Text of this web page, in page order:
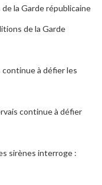
la Garde républicaine
de la Garde
continue à défier les
continue à défier
sirènes interroge :